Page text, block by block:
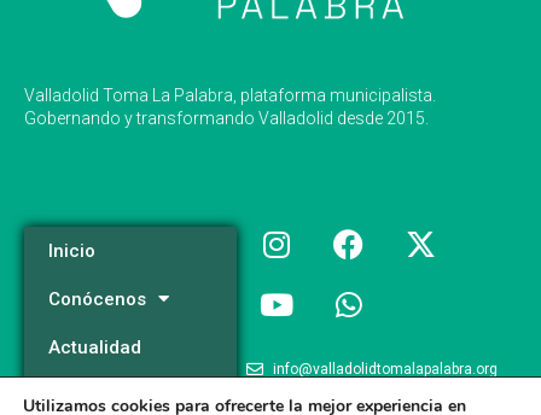
Valladolid Toma La Palabra, plataforma municipalista.
Gobernando y transformando Valladolid desde 2015.
Inicio
Conócenos
Actualidad
Programa
info@valladolidtomalapalabra.org
Utilizamos cookies para ofrecerte la mejor experiencia en